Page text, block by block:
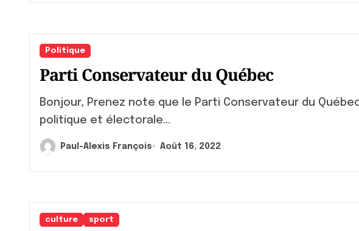
Politique
Parti Conservateur du Québec
Bonjour, Prenez note que le Parti Conservateur du Québec partagera son programme
politique et électorale...
Paul-Alexis François Août 16, 2022
culture sport